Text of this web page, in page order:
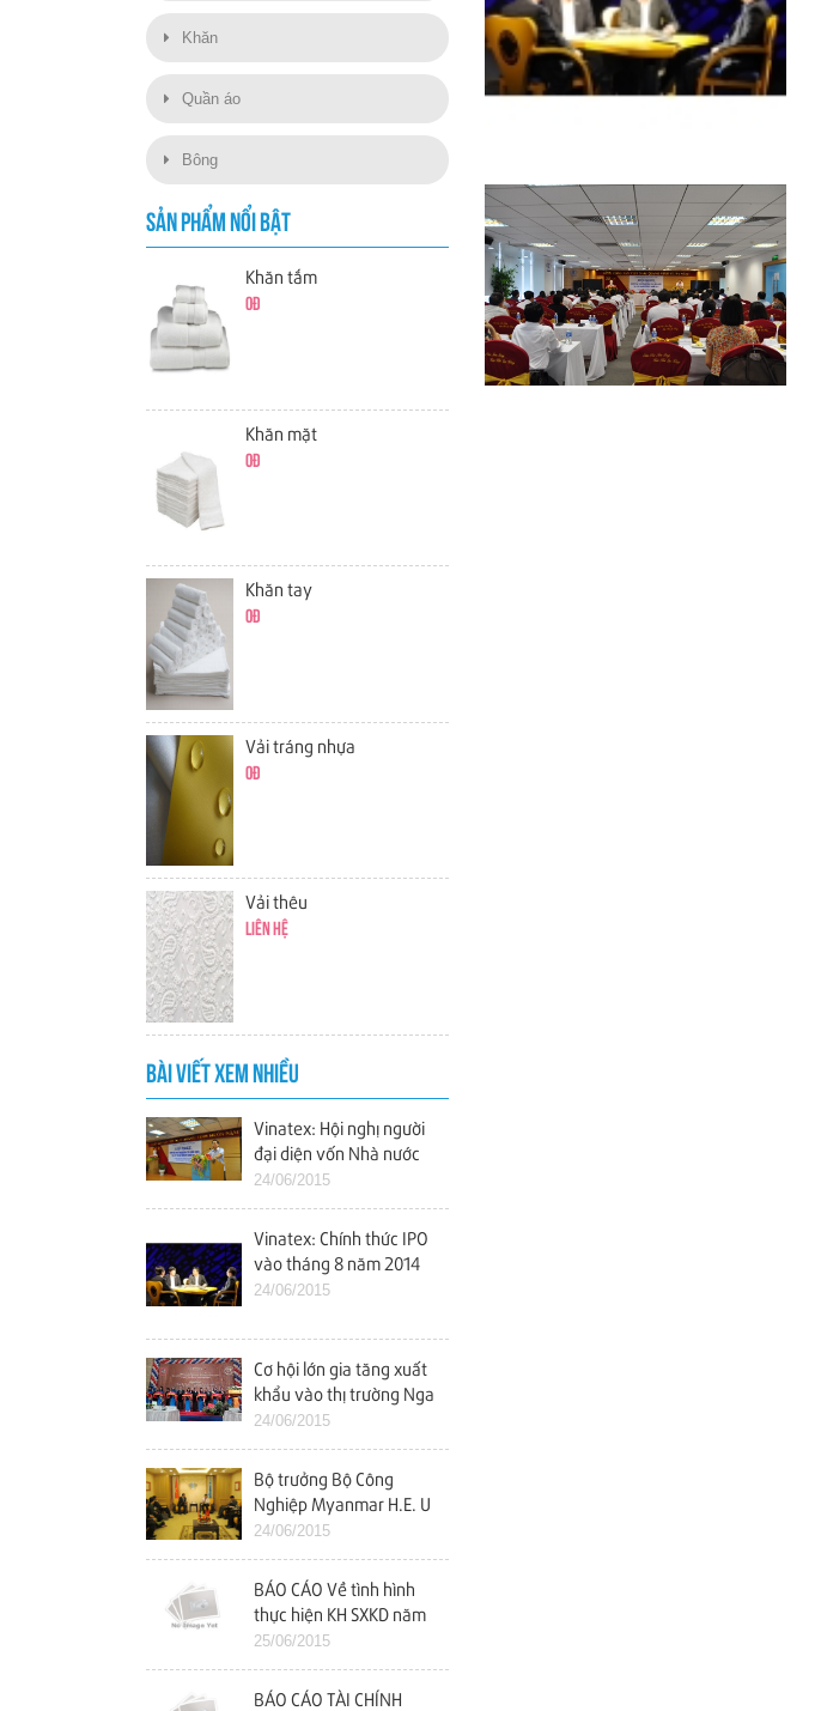
Khăn
Quần áo
Bông
SẢN PHẨM NỔI BẬT
Khăn tắm
0đ
Khăn mặt
0đ
Khăn tay
0đ
Vải tráng nhựa
0đ
Vải thêu
Liên hệ
BÀI VIẾT XEM NHIỀU
Vinatex: Hội nghị người
đại diện vốn Nhà nước
tại các doanh nghiệp
24/06/2015
Vinatex: Chính thức IPO
vào tháng 8 năm 2014
24/06/2015
Cơ hội lớn gia tăng xuất
khẩu vào thị trường Nga
24/06/2015
Bộ trưởng Bộ Công
Nghiệp Myanmar H.E. U
Maung Myint Thăm và
làm việc với Vinatex
24/06/2015
BÁO CÁO Về tình hình
thực hiện KH SXKD năm
2014 và kế hoạch năm
2015
25/06/2015
BÁO CÁO TÀI CHÍNH